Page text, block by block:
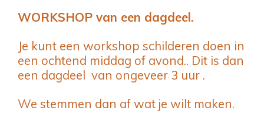
WORKSHOP van een dagdeel.
Je kunt een workshop schilderen doen in
een ochtend middag of avond.. Dit is dan
een dagdeel van ongeveer 3 uur .
We stemmen dan af wat je wilt maken.